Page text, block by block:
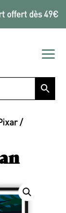
offert dès 49€
/